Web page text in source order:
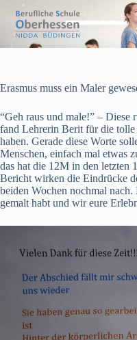
Inhalt
springen
Erasmus muss ein Maler
“Geh raus und male!” – Diese
fand Lehrerin Berit für die
haben. Gerade diese Worte
Menschen, einfach mal etwas
das hat die 12M in den letzten
Bericht wirken die Eindrücke
beiden Wochen nochmal
gemalt habt und wir eure